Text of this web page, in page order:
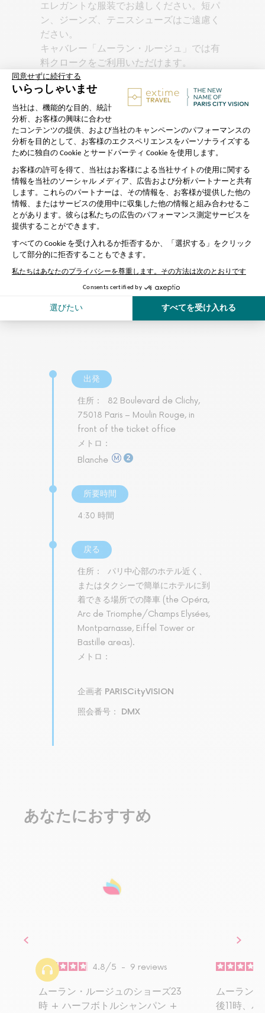
エレガントな服装でお越しください。短パ
ン、ジーンズ、テニスシューズはご遠慮く
ださい。
キャバレー「ムーラン・ルージュ」では有
料クロークをご利用いただけます。
お子様は6歳からご入場いただけます。
ショーは21:00に始まり、23:00に終わりま
す。
詳細...より少なく表示
以下を確認してください
すべてお任せください
出発
住所：
82 Boulevard de Clichy,
75018 Paris – Moulin Rouge, in
front of the ticket office
メトロ：
Blanche
所要時間
4:30 時間
戻る
住所：
パリ中心部のホテル近く、
またはタクシーで簡単にホテルに到
着できる場所での降車 (the Opéra,
Arc de Triomphe/Champs Elysées,
Montparnasse, Eiffel Tower or
Bastille areas).
メトロ：
企画者 PARISCityVISION
照会番号： DMX
あなたにおすすめ
4.8/5 - 9 reviews
ムーラン・ルージュのショーズ23
時 + ハーフボトルシャンパン +
ムーラン
後11時、